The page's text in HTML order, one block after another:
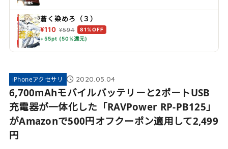
蒼く染めろ（３）
¥110 ¥594
81%OFF
+55pt (50%還元)
iPhoneアクセサリ 2020.05.04
6,700mAhモバイルバッテリーと2ポートUSB
充電器が一体化した「RAVPower RP-PB125」
がAmazonで500円オフクーポン適用して2,499
円